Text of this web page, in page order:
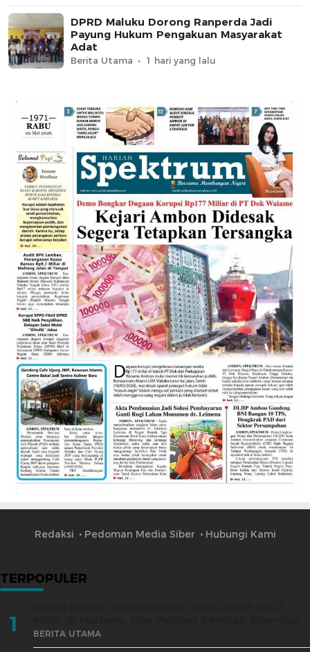
DPRD Maluku Dorong Ranperda Jadi
Payung Hukum Pengakuan Masyarakat
Adat
Berita Utama 1 hari yang lalu
Redaksi Pedoman Media Siber Hubungi Kami
TERPOPULER
1 BERITA UTAMA